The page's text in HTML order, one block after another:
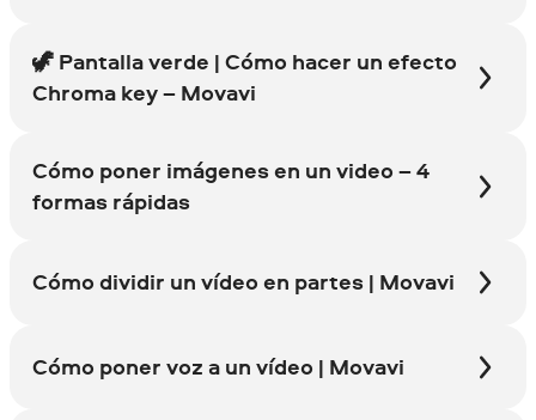
🦖 Pantalla verde | Cómo hacer un efecto
Chroma key – Movavi
Cómo poner imágenes en un video – 4
formas rápidas
Cómo dividir un vídeo en partes | Movavi
Cómo poner voz a un vídeo | Movavi